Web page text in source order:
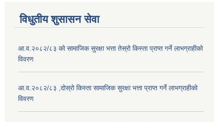
विधुतीय शुसासन सेवा
आ.व.२०८२/८३ को सामाजिक सुरक्षा भत्ता तेस्रो किस्ता प्राप्त गर्ने लाभग्राहीको
विवरण
आ.व.२०८२/८३ ,दोस्रो किस्ता सामाजिक सुरक्षा भत्ता प्राप्त गर्ने लाभग्राहीको
विवरण